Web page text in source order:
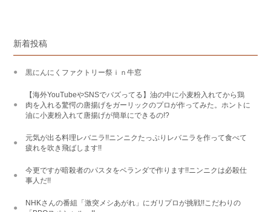
新着投稿
黒にんにくファクトリー祭ｉｎ牛窓
【海外YouTubeやSNSでバズってる】油の中に小麦粉入れてから鶏
肉を入れる驚愕の唐揚げをガーリックのプロが作ってみた。ホントに
油に小麦粉入れて唐揚げが簡単にできるの!?
元気が出る料理レバニラ!!ニンニクたっぷりレバニラを作って食べて
疲れを吹き飛ばします!!
今更ですが暗殺者のパスタをベランダで作ります!!ニンニクは必殺仕
事人だ!!
NHKさんの番組「激突メシあがれ」にガリプロが挑戦!!こだわりの